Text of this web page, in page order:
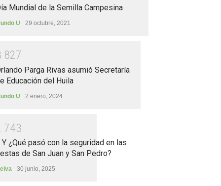
Mundial de la Semilla Campesina
U 29 octubre, 2021
827
Parga Rivas asumió Secretaría
Educación del Huila
U 2 enero, 2024
743
Y ¿Qué pasó con la seguridad en las
de San Juan y San Pedro?
30 junio, 2025